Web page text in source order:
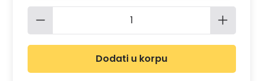
Količina proizvoda: Unesite
Dodati u korpu